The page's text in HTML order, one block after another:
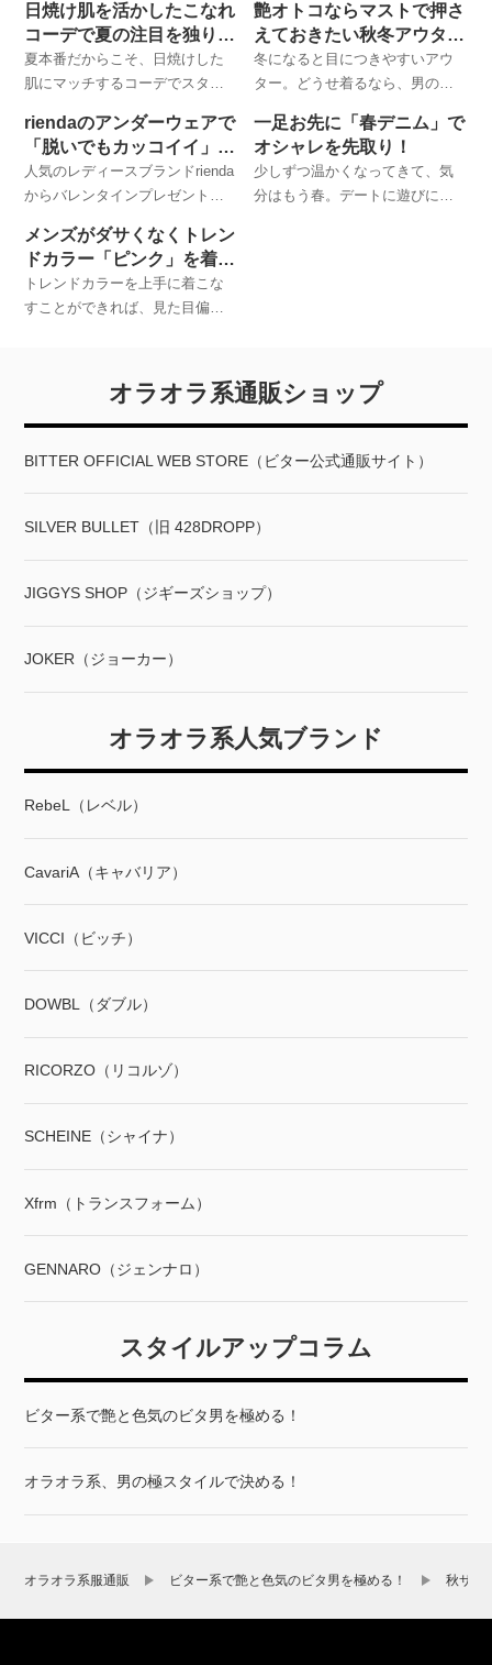
日焼け肌を活かしたこなれ
コーデで夏の注目を独り占
め
夏本番だからこそ、日焼けした
肌にマッチするコーデでスタイ
BITTER掲載アイテムから、この
夏マストで押さえておきたいも
のをピックアップ！
艶オトコならマストで押さ
えておきたい秋冬アウター
特集
冬になると目につきやすいアウ
ター。どうせ着るなら、男の目
じられる「艶アフター」で決め
たいもの。今回はBITTER掲載ア
イテムから、新着の注目アウタ
ーをチェックしてみました。
riendaのアンダーウェアで
「脱いでもカッコイイ」を
手に入れろ！
人気のレディースブランドrienda
からバレンタインプレゼント用
ーウェア。そのスタイリッシュ
なデザインラインナップに、自
分用に買う男たちが続出中！今
年は脱いでもカッコイイ男を目
一足お先に「春デニム」で
オシャレを先取り！
少しずつ温かくなってきて、気
分はもう春。デートに遊びに
メンズがダサくなくトレン
ドカラー「ピンク」を着こ
なすコツ
トレンドカラーを上手に着こな
すことができれば、見た目偏差
クを着こなすためのコツをご紹
オラオラ系通販ショップ
BITTER OFFICIAL WEB STORE（ビター公式通販サイト）
SILVER BULLET（旧 428DROPP）
JIGGYS SHOP（ジギーズショップ）
JOKER（ジョーカー）
オラオラ系人気ブランド
RebeL（レベル）
CavariA（キャバリア）
VICCI（ビッチ）
DOWBL（ダブル）
RICORZO（リコルゾ）
SCHEINE（シャイナ）
Xfrm（トランスフォーム）
GENNARO（ジェンナロ）
スタイルアップコラム
ビター系で艶と色気のビタ男を極める！
オラオラ系、男の極スタイルで決める！
オラオラ系服通販 ビター系で艶と色気のビタ男を極める！ 秋サー